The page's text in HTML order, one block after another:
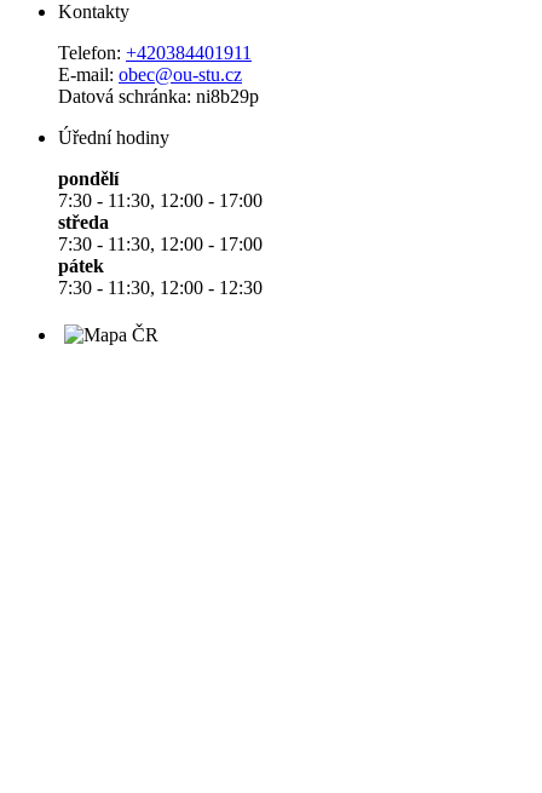
Kontakty
Telefon: +420384401911
E-mail: obec@ou-stu.cz
Datová schránka: ni8b29p
Úřední hodiny
pondělí
7:30 - 11:30, 12:00 - 17:00
středa
7:30 - 11:30, 12:00 - 17:00
pátek
7:30 - 11:30, 12:00 - 12:30